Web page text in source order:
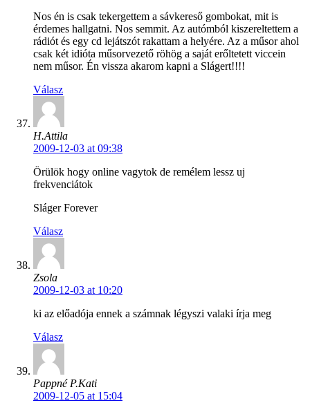
Nos én is csak tekergettem a sávkereső gombokat, mit is
érdemes hallgatni. Nos semmit. Az autómból kiszereltettem a
rádiót és egy cd lejátszót rakattam a helyére. Az a műsor ahol
csak két idióta műsorvezető röhög a saját erőltetett viccein
nem műsor. Én vissza akarom kapni a Slágert!!!!
Válasz
H.Attila
2009-12-03 at 09:38
Örülök hogy online vagytok de remélem lessz uj
frekvenciátok
Sláger Forever
Válasz
Zsola
2009-12-03 at 10:20
ki az előadója ennek a számnak légyszi valaki írja meg
Válasz
Pappné P.Kati
2009-12-05 at 15:04